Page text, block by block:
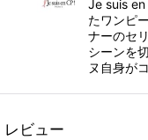
Je suis en
たワンピ
ナーのセ
シーンを
ヌ自身が
レビュー